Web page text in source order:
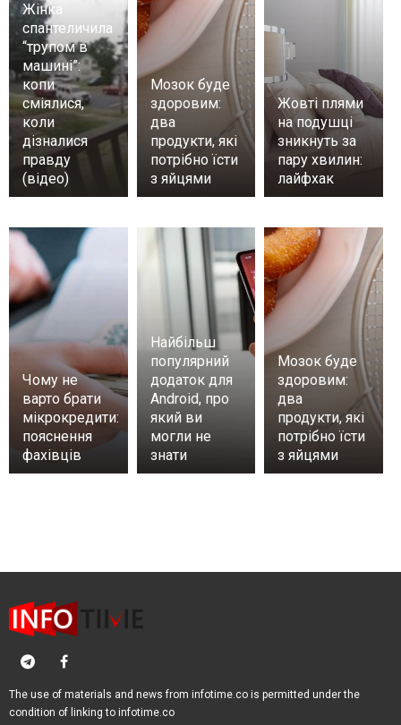
Жінка
спантеличила
“трупом в
машині”:
копи
сміялися,
коли
дізналися
правду
(відео)
Мозок буде
здоровим:
два
продукти, які
потрібно їсти
з яйцями
Жовті плями
на подушці
зникнуть за
пару хвилин:
лайфхак
Чому не
варто брати
мікрокредити:
пояснення
фахівців
Найбільш
популярний
додаток для
Android, про
який ви
могли не
знати
Мозок буде
здоровим:
два
продукти, які
потрібно їсти
з яйцями
The use of materials and news from infotime.co is permitted under the
condition of linking to infotime.co